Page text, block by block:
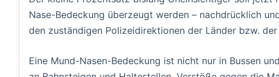
Nase-Bedeckung überzeugt werden – nachdrücklich
den zuständigen Polizeidirektionen der Länder bzw.
Eine Mund-Nasen-Bedeckung ist nicht nur in Bussen